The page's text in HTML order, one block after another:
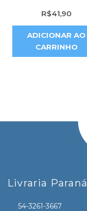
R$41,90
ADICIONAR AO
CARRINHO
Livraria Paraná
54-3261-3667